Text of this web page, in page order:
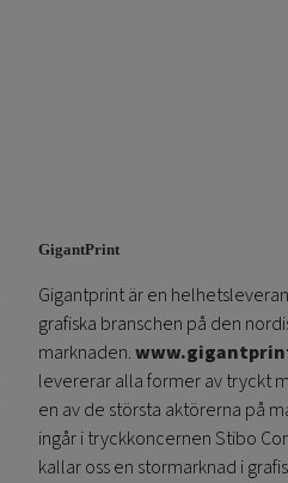
GigantPrint
Gigantprint är en
grafiska branschen på den
marknaden.
levererar alla former av tryckt
en av de största aktörerna på
ingår i tryckkoncernen Stibo
kallar oss en stormarknad i